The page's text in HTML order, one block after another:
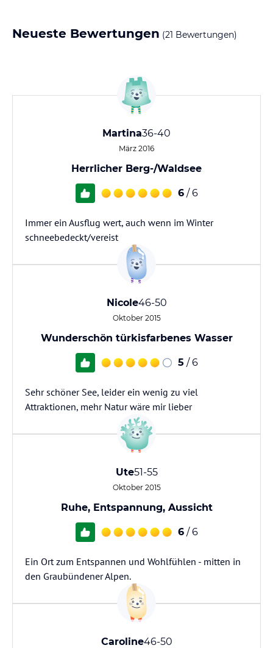
Neueste Bewertungen (21 Bewertungen)
Martina36-40
März 2016
Herrlicher Berg-/Waldsee
6 / 6
Immer ein Ausflug wert, auch wenn im Winter
schneebedeckt/vereist
Nicole46-50
Oktober 2015
Wunderschön türkisfarbenes Wasser
5 / 6
Sehr schöner See, leider ein wenig zu viel
Attraktionen, mehr Natur wäre mir lieber
Ute51-55
Oktober 2015
Ruhe, Entspannung, Aussicht
6 / 6
Ein Ort zum Entspannen und Wohlfühlen - mitten in
den Graubündener Alpen.
Caroline46-50